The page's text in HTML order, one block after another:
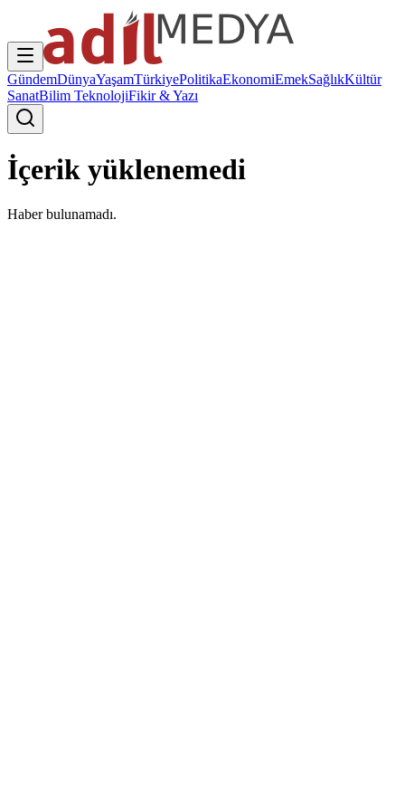
GündemDünyaYaşamTürkiyePolitikaEkonomiEmekSağlıkKültür
SanatBilim TeknolojiFikir & Yazı
İçerik yüklenemedi
Haber bulunamadı.